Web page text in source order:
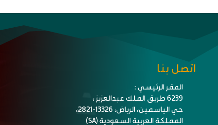
اتصل بنا
المقر الرئيسي :
6239 طريق الملك عبدالعزيز ،
حي الياسمين، الرياض، 13326-2821،
المملكة العربية السعودية (SA)